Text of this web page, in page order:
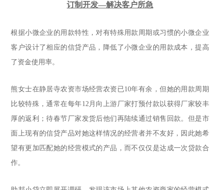
订制开发—解决客户所急
根据小微企业的用款特性，对有特殊用款周期或习惯的小微企业
客户设计了相应的信贷产品，降低了小微企业的用款成本，提高
了资金使用率。
熊女士在静居寺农资市场经营农资已10年有余，但她的用款周期
比较特殊，通常在每年12月向上游厂家打预付款以获得厂家较丰
厚的返利；待春节厂家发货后他们再陆续通过销售回款。但是市
面上现有的信贷产品对她这样情况的经营者并不友好，因此她希
望有更加匹配她的经营模式的产品，而不仅仅是达成一次贷款合
作。